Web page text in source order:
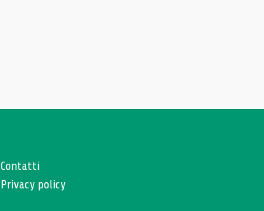
Contatti
Privacy policy